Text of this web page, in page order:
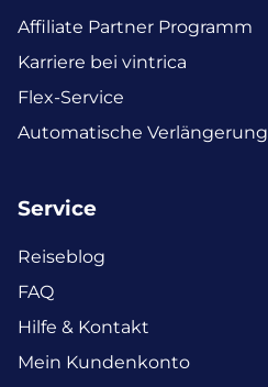
Affiliate Partner Programm
Karriere bei vintrica
Flex-Service
Automatische Verlängerung
Service
Reiseblog
FAQ
Hilfe & Kontakt
Mein Kundenkonto